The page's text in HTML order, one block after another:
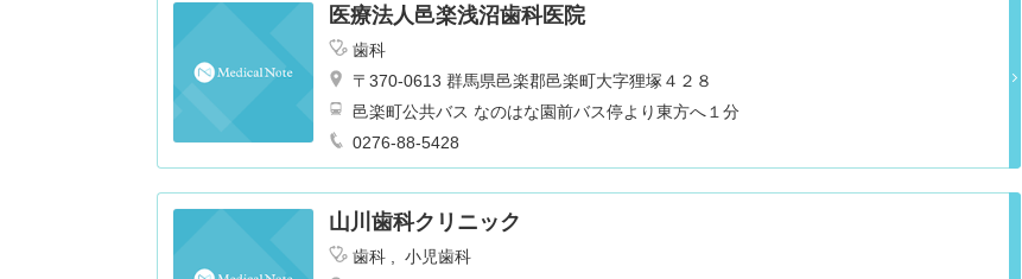
医療法人邑楽浅沼歯科医院
歯科
〒370-0613 群馬県邑楽郡邑楽町大字狸塚４２８
邑楽町公共バス なのはな園前バス停より東方へ１分
0276-88-5428
山川歯科クリニック
歯科
小児歯科